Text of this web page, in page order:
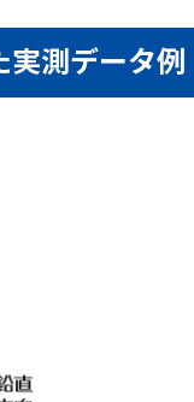
測データ例